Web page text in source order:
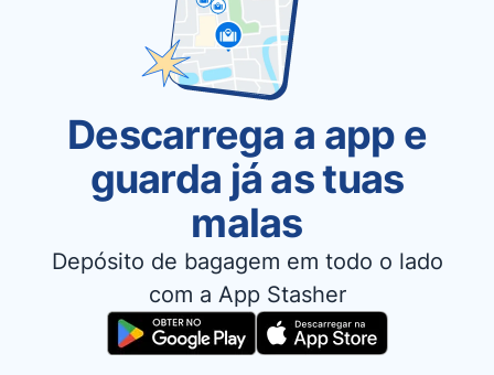
Descarrega a app e
guarda já as tuas
malas
Depósito de bagagem em todo o lado
com a App Stasher